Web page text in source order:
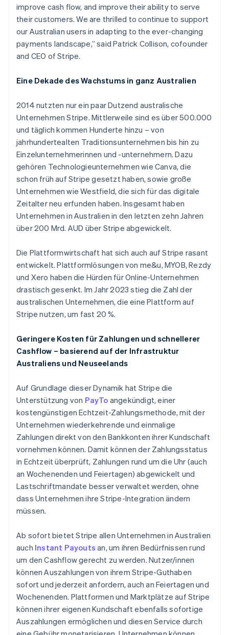
improve cash flow, and improve their ability to serve
their customers. We are thrilled to continue to support
our Australian users in adapting to the ever-changing
payments landscape,” said Patrick Collison, cofounder
and CEO of Stripe.
Eine Dekade des Wachstums in ganz Australien
2014 nutzten nur ein paar Dutzend australische
Unternehmen Stripe. Mittlerweile sind es über 500.000
und täglich kommen Hunderte hinzu – von
jahrhundertealten Traditionsunternehmen bis hin zu
Einzelunternehmerinnen und -unternehmern. Dazu
gehören Technologieunternehmen wie Canva, die
schon früh auf Stripe gesetzt haben, sowie große
Unternehmen wie Westfield, die sich für das digitale
Zeitalter neu erfunden haben. Insgesamt haben
Unternehmen in Australien in den letzten zehn Jahren
über 200 Mrd. AUD über Stripe abgewickelt.
Die Plattformwirtschaft hat sich auch auf Stripe rasant
entwickelt. Plattformlösungen von me&u, MYOB, Rezdy
und Xero haben die Hürden für Online-Unternehmen
drastisch gesenkt. Im Jahr 2023 stieg die Zahl der
australischen Unternehmen, die eine Plattform auf
Stripe nutzen, um fast 20 %.
Geringere Kosten für Zahlungen und schnellerer
Cashflow – basierend auf der Infrastruktur
Australiens und Neuseelands
Auf Grundlage dieser Dynamik hat Stripe die
Unterstützung von PayTo angekündigt, einer
kostengünstigen Echtzeit-Zahlungsmethode, mit der
Unternehmen wiederkehrende und einmalige
Zahlungen direkt von den Bankkonten ihrer Kundschaft
vornehmen können. Damit können der Zahlungsstatus
in Echtzeit überprüft, Zahlungen rund um die Uhr (auch
an Wochenenden und Feiertagen) abgewickelt und
Lastschriftmandate besser verwaltet werden, ohne
dass Unternehmen ihre Stripe-Integration ändern
müssen.
Ab sofort bietet Stripe allen Unternehmen in Australien
auch Instant Payouts an, um ihren Bedürfnissen rund
um den Cashflow gerecht zu werden. Nutzer/innen
können Auszahlungen von ihrem Stripe-Guthaben
sofort und jederzeit anfordern, auch an Feiertagen und
Wochenenden. Plattformen und Marktplätze auf Stripe
können ihrer eigenen Kundschaft ebenfalls sofortige
Auszahlungen ermöglichen und diesen Service durch
English
Belgien
Nederlands Français DeutschEnglish
Brasilien
PortuguêsEnglish
Bulgarien
English
Dänemark
English
Deutschland